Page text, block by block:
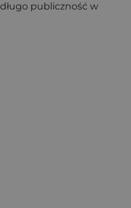
publiczność w